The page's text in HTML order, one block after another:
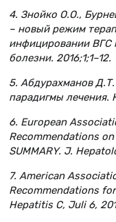
4. Знойко О.О.,
– новый режим
инфицировании ВГС
болезни. 2016;1;1–12.
5. Абдурахманов
парадигмы лечения.
6. European
Recommendations
SUMMARY. J.
7. American
Recommendations
Hepatitis C, Juli 6,